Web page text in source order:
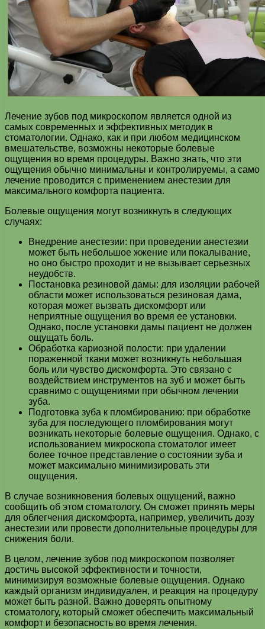
Лечение зубов под микроскопом является одной из
самых современных и эффективных методик в
стоматологии. Однако, как и при любом медицинском
вмешательстве, возможны некоторые болевые
ощущения во время процедуры. Важно знать, что эти
ощущения обычно минимальны и контролируемы, а само
лечение проводится с применением анестезии для
максимального комфорта пациента.
Болевые ощущения могут возникнуть в следующих
случаях:
Внедрение анестезии: при проведении анестезии
может быть небольшое жжение или покалывание,
но оно быстро проходит и не вызывает серьезных
неудобств.
Постановка резиновой дамы: для изоляции рабочей
области может использоваться резиновая дама,
которая может вызвать дискомфорт или
неприятные ощущения во время ее установки.
Однако, после установки дамы пациент не должен
ощущать боль.
Обработка кариозной полости: при удалении
пораженной ткани может возникнуть небольшая
боль или чувство дискомфорта. Это связано с
воздействием инструментов на зуб и может быть
сравнимо с ощущениями при обычном лечении
зуба.
Подготовка зуба к пломбированию: при обработке
зуба для последующего пломбирования могут
возникать некоторые болевые ощущения. Однако, с
использованием микроскопа стоматолог имеет
более точное представление о состоянии зуба и
может максимально минимизировать эти
ощущения.
В случае возникновения болевых ощущений, важно
сообщить об этом стоматологу. Он сможет принять меры
для облегчения дискомфорта, например, увеличить дозу
анестезии или провести дополнительные процедуры для
снижения боли.
В целом, лечение зубов под микроскопом позволяет
достичь высокой эффективности и точности,
минимизируя возможные болевые ощущения. Однако
каждый организм индивидуален, и реакция на процедуру
может быть разной. Важно доверять опытному
стоматологу, который сможет обеспечить максимальный
комфорт и безопасность во время лечения.